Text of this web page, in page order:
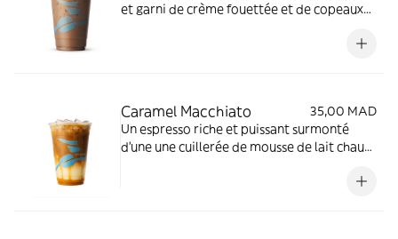
et garni de crème fouettée et de copeaux
Caramel Macchiato
35,00 MAD
Un espresso riche et puissant surmonté
d'une une cuillerée de mousse de lait chaud,